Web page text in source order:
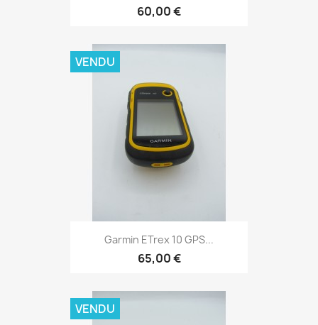
60,00 €
Aperçu rapide
Garmin ETrex 10 GPS...
65,00 €
VENDU
VENDU